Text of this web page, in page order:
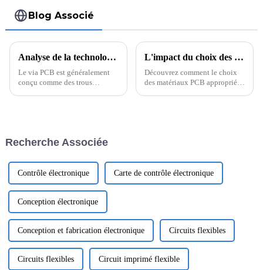
Blog Associé
Analyse de la technologie de perçage arrière dans la conception de circuits imprimés à grande vitesse
Le via PCB est généralement
conçu comme des trous
couche supérieure, une
...
L'impact du choix des matériaux sur la fiabilité des circuits imprimés : Focus sur le Rogers 4350B
Découvrez comment le choix
des matériaux PCB appropriés,
Recherche Associée
Contrôle électronique Carte de contrôle électronique
Conception électronique
Conception et fabrication électronique Circuits flexibles
Circuits flexibles Circuit imprimé flexible